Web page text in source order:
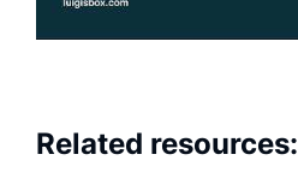
Related resources: